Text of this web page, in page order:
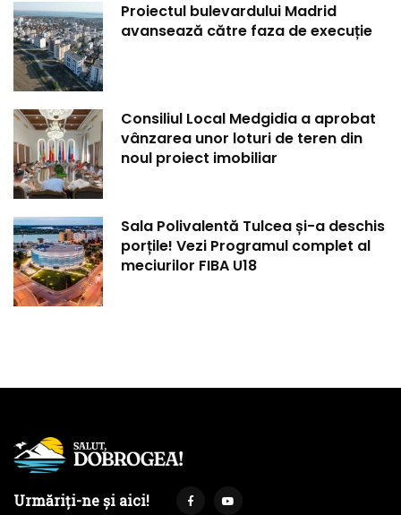
Proiectul bulevardului Madrid
avansează către faza de execuție
Consiliul Local Medgidia a aprobat
vânzarea unor loturi de teren din
noul proiect imobiliar
Sala Polivalentă Tulcea și-a deschis
porțile! Vezi Programul complet al
meciurilor FIBA U18
Urmăriți-ne și aici!